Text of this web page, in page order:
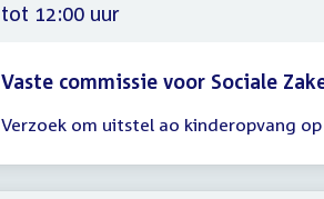
uur
tot 12:00 uur
Vaste commissie voor Sociale
vergadering
tot
12:00
Verzoek om uitstel ao kinderopvang